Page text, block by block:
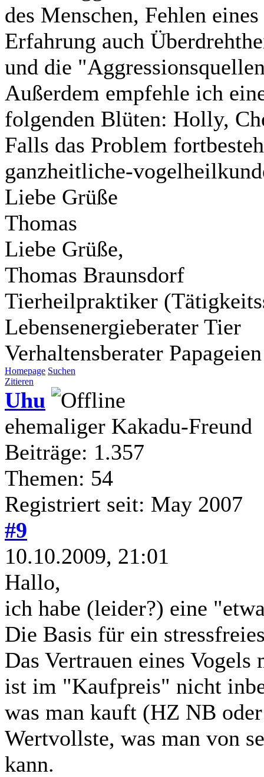
des Menschen, Fehlen
Erfahrung auch
und die
Außerdem empfehle ich
folgenden Blüten: Holly,
Falls das Problem
ganzheitliche-
Liebe Grüße
Thomas
Liebe Grüße,
Thomas Braunsdorf
Tierheilpraktiker
Lebensenergieberater Tier
Verhaltensberater Papageien
Homepage Suchen
Zitieren
Uhu
ehemaliger Kakadu-Freund
Beiträge: 1.357
Themen: 54
Registriert seit: May 2007
#9
10.10.2009, 21:01
Hallo,
ich habe (leider?) eine
Die Basis für ein
Das Vertrauen eines
ist im "Kaufpreis" nicht
was man kauft (HZ NB
Wertvollste, was man von
kann.